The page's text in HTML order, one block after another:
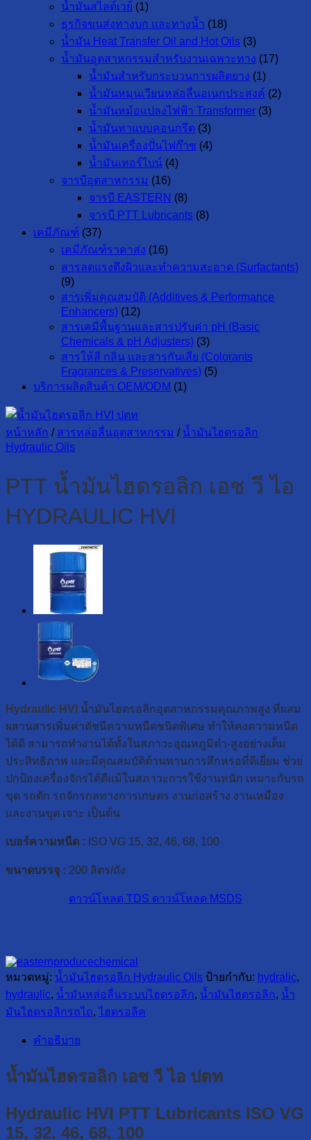
น้ำมันสไลด์เวย์ (1)
ธุรกิจขนส่งทางบก และทางน้ำ (18)
น้ำมัน Heat Transfer Oil and Hot Oils (3)
น้ำมันอุตสาหกรรมสำหรับงานเฉพาะทาง (17)
น้ำมันสำหรับกระบวนการผลิตยาง (1)
น้ำมันหมุนเวียนหล่อลื่นอเนกประสงค์ (2)
น้ำมันหม้อแปลงไฟฟ้า Transformer (3)
น้ำมันทาแบบคอนกรีต (3)
น้ำมันเครื่องปั่นไฟก๊าซ (4)
น้ำมันเทอร์ไบน์ (4)
จารบีอุตสาหกรรม (16)
จารบี EASTERN (8)
จารบี PTT Lubricants (8)
เคมีภัณฑ์ (37)
เคมีภัณฑ์ราคาส่ง (16)
สารลดแรงตึงผิวและทำความสะอาด (Surfactants)
(9)
สารเพิ่มคุณสมบัติ (Additives & Performance
Enhancers) (12)
สารเคมีพื้นฐานและสารปรับค่า pH (Basic
Chemicals & pH Adjusters) (3)
สารให้สี กลิ่น และสารกันเสีย (Colorants
Fragrances & Preservatives) (5)
บริการผลิตสินค้า OEM/ODM (1)
หน้าหลัก / สารหล่อลื่นอุตสาหกรรม / น้ำมันไฮดรอลิก
Hydraulic Oils
PTT น้ำมันไฮดรอลิก เอช วี ไอ
HYDRAULIC HVI
Hydraulic HVI น้ำมันไฮดรอลิกอุตสาหกรรมคุณภาพสูง ที่ผสม
ผสานสารเพิ่มค่าดัชนีความหนืดชนิดพิเศษ ทำให้คงความหนืด
ได้ดี สามารถทำงานได้ทั้งในสภาวะอุณหภูมิต่ำ-สูงอย่างเต็ม
ประสิทธิภาพ และมีคุณสมบัติต้านทานการสึกหรอที่ดีเยี่ยม ช่วย
ปกป้องเครื่องจักรได้ดีแม้ในสภาวะการใช้งานหนัก เหมาะกับรถ
ขุด รถตัก รถจักรกลทางการเกษตร งานก่อสร้าง งานเหมือง
และงานขุด เจาะ เป็นต้น
เบอร์ความหนืด : ISO VG 15, 32, 46, 68, 100
ขนาดบรรจุ : 200 ลิตร/ถัง
ดาวน์โหลด TDS ดาวน์โหลด MSDS
หมวดหมู่: น้ำมันไฮดรอลิก Hydraulic Oils ป้ายกำกับ: hydralic,
hydraulic, น้ำมันหล่อลื่นระบบไฮดรอลิก, น้ำมันไฮดรอลิก, น้ำ
มันไฮดรอลิกรถไถ,ไฮดรอลิค
คำอธิบาย
น้ำมันไฮดรอลิก เอช วี ไอ ปตท
Hydraulic HVI PTT Lubricants ISO VG
15, 32, 46, 68, 100